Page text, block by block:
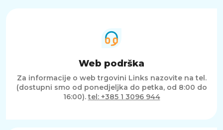
Web podrška
Za informacije o web trgovini Links nazovite na tel.
(dostupni smo od ponedjeljka do petka, od 8:00 do
16:00).tel: +385 1 3096 944